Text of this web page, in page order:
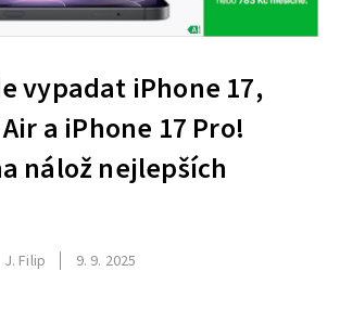
vypadat iPhone 17,
a iPhone 17 Pro!
nálož nejlepších
J. Filip 9. 9. 2025